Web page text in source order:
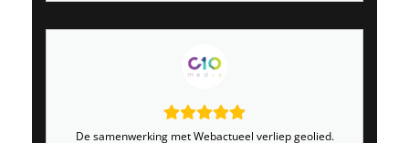
De samenwerking met Webactueel verliep geolied.